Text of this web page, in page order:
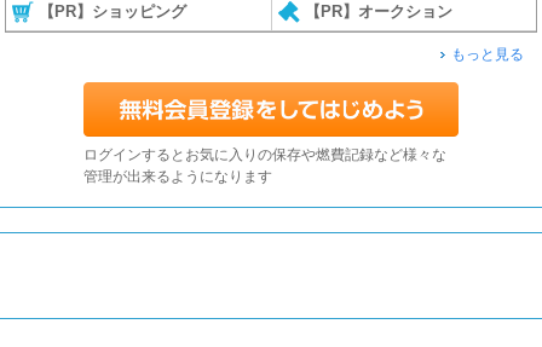
【PR】ショッピング 【PR】オークション
もっと見る
ログインするとお気に入りの保存や燃費記録など様々な
管理が出来るようになります